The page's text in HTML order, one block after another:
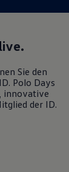
live.
Sie den
ID. Polo Days
innovative
der ID.